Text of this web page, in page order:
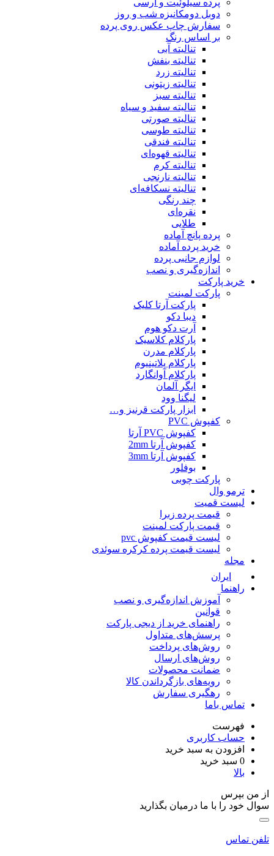
پرده سیلوئیت و ارسی
دوبل دومکانیزه شب و روز
سفارش چاپ عکس روی پرده
بر اساس رنگ
تنالیته آبی
تنالیته بنفش
تنالیته زرد
تنالیته زیتونی
تنالیته سبز
تنالیته سفید و سیاه
تنالیته صورتی
تنالیته طوسی
تنالیته فندقی
تنالیته قهوه‌ای
تنالیته کرم
تنالیته نارنجی
تنالیته نسکافه‌ای
چند رنگی
نقره‌ای
طلایی
پرده پانچ آماده
خرید پرده آماده
لوازم جانبی پرده
اندازه‌گیری و نصب
خرید پارکت
پارکت لمینت
پارکت آرتا کلیک
دیبا دکو
آرت دکو هوم
پارکلام کلاسیک
پارکلام مدرن
پارکلام پلاتینیوم
پارکلام آوانگارد
ایگر آلمان
لیگنا وود
ابزار پارکت قرنیز و…
کفپوش PVC
کفپوش PVC آرتا
کفپوش آرتا 2mm
کفپوش آرتا 3mm
بوفلور
پارکت چوبی
ترمو وال
لیست قمیت
قیمت پرده زبرا
قیمت پارکت لمینت
لیست قیمت کفپوش pvc
لیست قیمت پرده کرکره سوئدی
مجله
ایران
راهنما
آموزش اندازه‌گیری و نصب
قوانین
راهنمای خرید از دیجی پارکت
پرسش‌های متداول
روش‌های پرداخت
روش‌های ارسال
ضمانت محصولات
رویه‌های بازگرداندن کالا
رهگیری سفارش
تماس باما
فهرست
حساب کاربری
افزودن به سبد خرید
0 سبد خرید
بالا
از من بپرس
سوال خود را با ما درمیان بگذارید
تلفن تماس